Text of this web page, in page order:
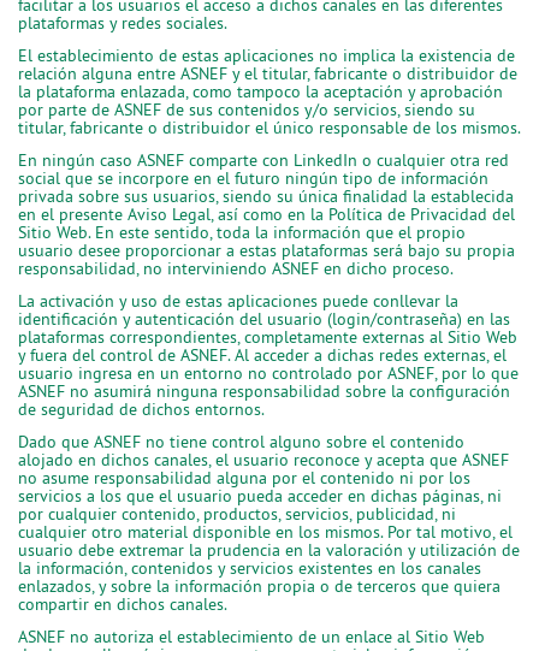
facilitar a los usuarios el acceso a dichos canales en las diferentes
plataformas y redes sociales.
El establecimiento de estas aplicaciones no implica la existencia de
relación alguna entre ASNEF y el titular, fabricante o distribuidor de
la plataforma enlazada, como tampoco la aceptación y aprobación
por parte de ASNEF de sus contenidos y/o servicios, siendo su
titular, fabricante o distribuidor el único responsable de los mismos.
En ningún caso ASNEF comparte con LinkedIn o cualquier otra red
social que se incorpore en el futuro ningún tipo de información
privada sobre sus usuarios, siendo su única finalidad la establecida
en el presente Aviso Legal, así como en la Política de Privacidad del
Sitio Web. En este sentido, toda la información que el propio
usuario desee proporcionar a estas plataformas será bajo su propia
responsabilidad, no interviniendo ASNEF en dicho proceso.
La activación y uso de estas aplicaciones puede conllevar la
identificación y autenticación del usuario (login/contraseña) en las
plataformas correspondientes, completamente externas al Sitio Web
y fuera del control de ASNEF. Al acceder a dichas redes externas, el
usuario ingresa en un entorno no controlado por ASNEF, por lo que
ASNEF no asumirá ninguna responsabilidad sobre la configuración
de seguridad de dichos entornos.
Dado que ASNEF no tiene control alguno sobre el contenido
alojado en dichos canales, el usuario reconoce y acepta que ASNEF
no asume responsabilidad alguna por el contenido ni por los
servicios a los que el usuario pueda acceder en dichas páginas, ni
por cualquier contenido, productos, servicios, publicidad, ni
cualquier otro material disponible en los mismos. Por tal motivo, el
usuario debe extremar la prudencia en la valoración y utilización de
la información, contenidos y servicios existentes en los canales
enlazados, y sobre la información propia o de terceros que quiera
compartir en dichos canales.
ASNEF no autoriza el establecimiento de un enlace al Sitio Web